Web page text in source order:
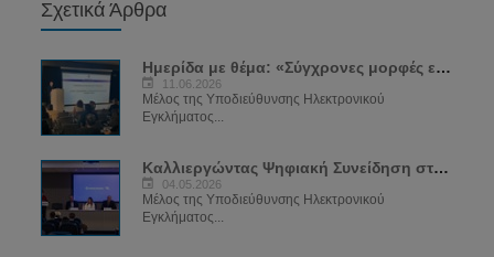
Σχετικά Άρθρα
Ημερίδα με θέμα: «Σύγχρονες μορφές εξάρτησης: SEXTING και VAPING»
11.06.2026
Μέλος της Υποδιεύθυνσης Ηλεκτρονικού
Εγκλήματος...
Καλλιεργώντας Ψηφιακή Συνείδηση στην Εποχή της Τεχνολογίας
04.05.2026
Μέλος της Υποδιεύθυνσης Ηλεκτρονικού
Εγκλήματος...